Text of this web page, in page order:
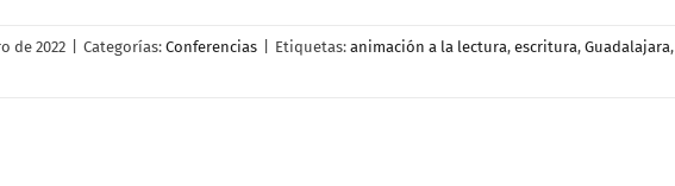
de 2022 Categorías: Conferencias Etiquetas: animación a la lectura, escritura, Guadalajara,